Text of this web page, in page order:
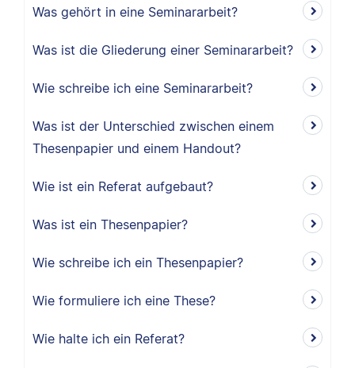
Was gehört in eine Seminararbeit?
Was ist die Gliederung einer Seminararbeit?
Wie schreibe ich eine Seminararbeit?
Was ist der Unterschied zwischen einem
Thesenpapier und einem Handout?
Wie ist ein Referat aufgebaut?
Was ist ein Thesenpapier?
Wie schreibe ich ein Thesenpapier?
Wie formuliere ich eine These?
Wie halte ich ein Referat?